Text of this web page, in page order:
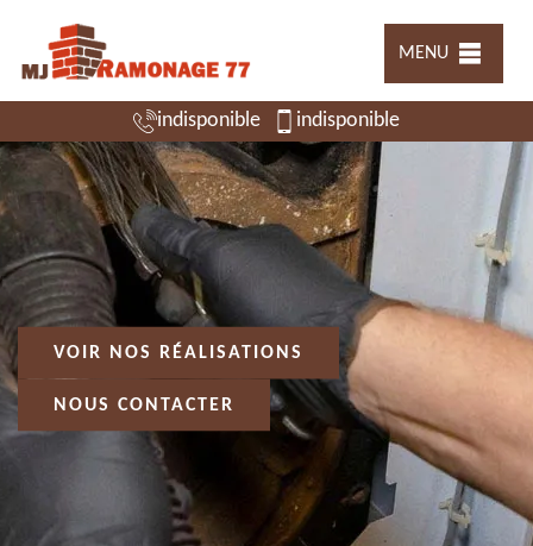
MENU
indisponible indisponible
VOIR NOS RÉALISATIONS
NOUS CONTACTER